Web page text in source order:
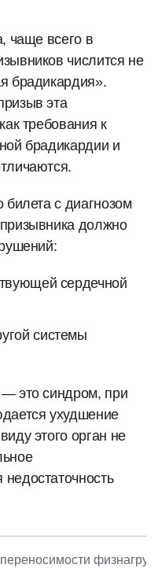
чаще всего в
числится не
брадикардия».
эта
требования к
брадикардии и
билета с диагнозом
должно
сердечной
системы
— это синдром, при
ухудшение
этого орган не